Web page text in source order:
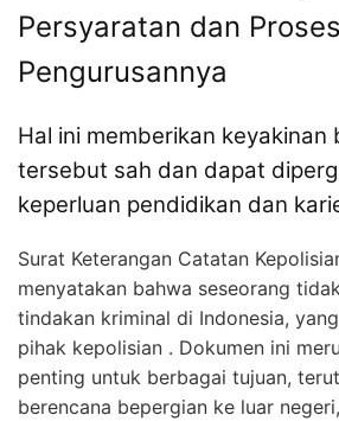
Persyaratan dan Proses
Pengurusannya
Hal ini memberikan keyakinan
tersebut sah dan dapat
keperluan pendidikan dan
Surat Keterangan Catatan
menyatakan bahwa seseorang
tindakan kriminal di Indonesia,
pihak kepolisian . Dokumen ini
penting untuk berbagai tujuan,
berencana bepergian ke luar